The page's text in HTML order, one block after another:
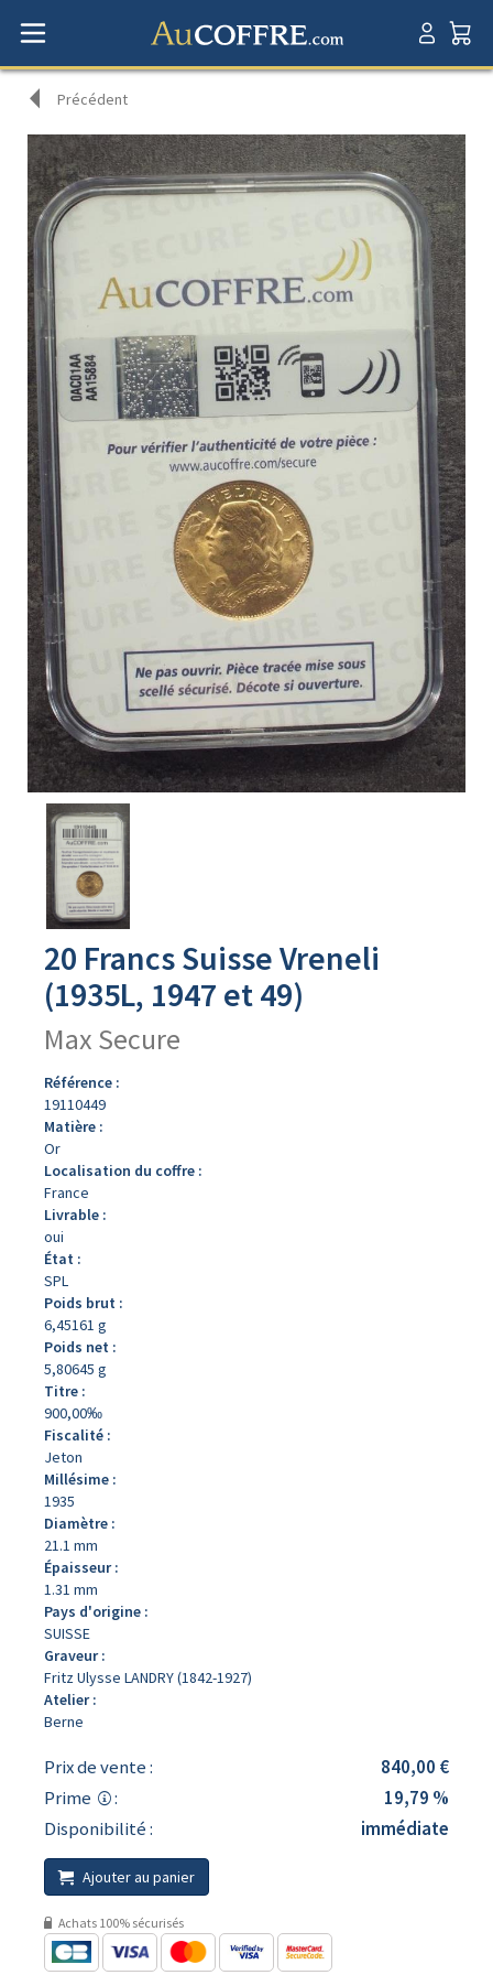
Précédent
Avers
produit
20 Francs Suisse Vreneli
(1935L, 1947 et 49)
Max Secure
Référence :
19110449
Matière :
Or
Localisation du coffre :
France
Livrable :
oui
État :
SPL
Poids brut :
6,45161 g
Poids net :
5,80645 g
Titre :
900,00‰
Fiscalité :
Jeton
Millésime :
1935
Diamètre :
21.1 mm
Épaisseur :
1.31 mm
Pays d'origine :
SUISSE
Graveur :
Fritz Ulysse LANDRY (1842-1927)
Atelier :
Berne
Prix de vente :
840,00 €
Prime
:
19,79 %
Disponibilité :
immédiate
Ajouter au panier
Achats 100% sécurisés